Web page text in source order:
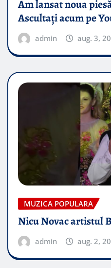
Am lansat noua
Ascultați acum pe
admin aug. 3,
MUZICA POPULARA
Nicu Novac artistul
admin aug. 2,